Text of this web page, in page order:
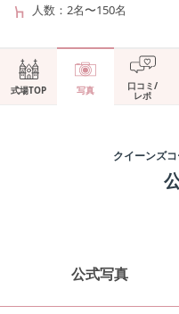
人数
2名〜150名
式場TOP 写真 口コミ/
レポ
クイーンズ
公式写真